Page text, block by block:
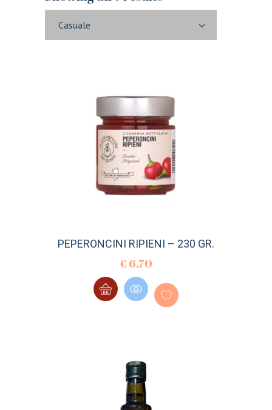
Casuale
PEPERONCINI RIPIENI – 230 GR.
€ 6.70